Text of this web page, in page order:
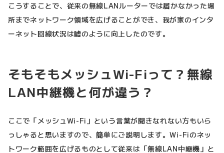
こうすることで、従来の無線LANルーターでは届かなかった場
所までネットワーク領域を広げることができ、我が家のインタ
ーネット回線状況は嘘のように向上したのです。
そもそもメッシュWi-Fiって？無線
LAN中継機と何が違う？
ここで「メッシュWi-Fi」という言葉が聞きなれない方もいら
っしゃると思いますので、簡単にご説明します。Wi-Fiのネッ
トワーク範囲を広げるものとして従来は「無線LAN中継機」と